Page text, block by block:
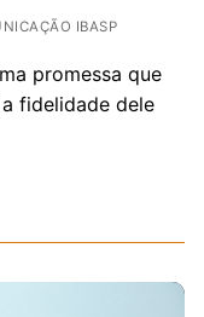
IBASP
promessa que
fidelidade dele